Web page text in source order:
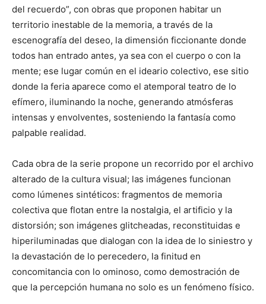
del recuerdo”, con obras que proponen habitar un
territorio inestable de la memoria, a través de la
escenografía del deseo, la dimensión ficcionante donde
todos han entrado antes, ya sea con el cuerpo o con la
mente; ese lugar común en el ideario colectivo, ese sitio
donde la feria aparece como el atemporal teatro de lo
efímero, iluminando la noche, generando atmósferas
intensas y envolventes, sosteniendo la fantasía como
palpable realidad.
Cada obra de la serie propone un recorrido por el archivo
alterado de la cultura visual; las imágenes funcionan
como lúmenes sintéticos: fragmentos de memoria
colectiva que flotan entre la nostalgia, el artificio y la
distorsión; son imágenes glitcheadas, reconstituidas e
hiperiluminadas que dialogan con la idea de lo siniestro y
la devastación de lo perecedero, la finitud en
concomitancia con lo ominoso, como demostración de
que la percepción humana no solo es un fenómeno físico.